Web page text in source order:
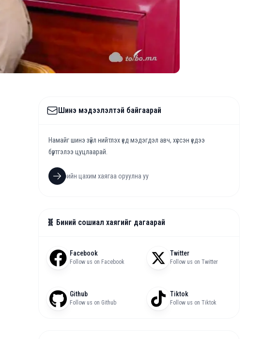
Шинэ мэдээлэлтэй байгаарай
Намайг шинэ зүйл нийтлэх үед мэдэгдэл авч, хүссэн үедээ
бүртгэлээ цуцлаарай.
🧬 Биний сошиал хаягийг дагаарай
Facebook
Follow us on Facebook
Twitter
Follow us on Twitter
Github
Follow us on Github
Tiktok
Follow us on Tiktok